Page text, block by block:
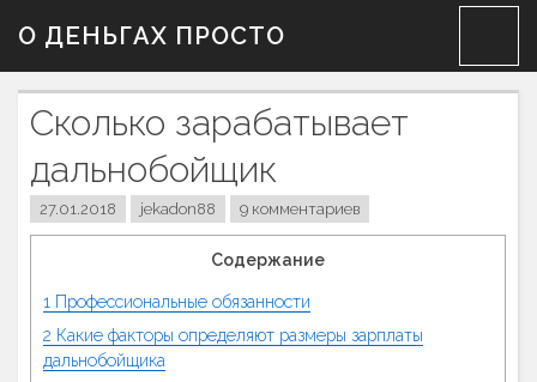
О ДЕНЬГАХ ПРОСТО
Сколько зарабатывает
дальнобойщик
27.01.2018 jekadon88 9 комментариев
Содержание
1 Профессиональные обязанности
2 Какие факторы определяют размеры зарплаты
дальнобойщика